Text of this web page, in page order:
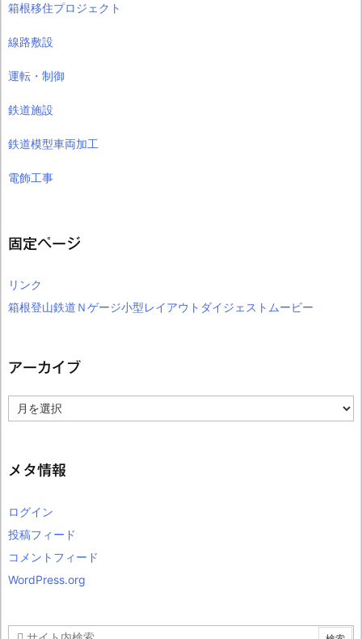
箱根移住プロジェクト
線路敷設
運転・制御
鉄道施設
鉄道模型車両加工
電飾工事
固定ページ
リンク
箱根登山鉄道Ｎゲージ小型レイアウトダイジェストムービー
アーカイブ
ー
ブ
メタ情報
ログイン
投稿フィード
コメントフィード
WordPress.org